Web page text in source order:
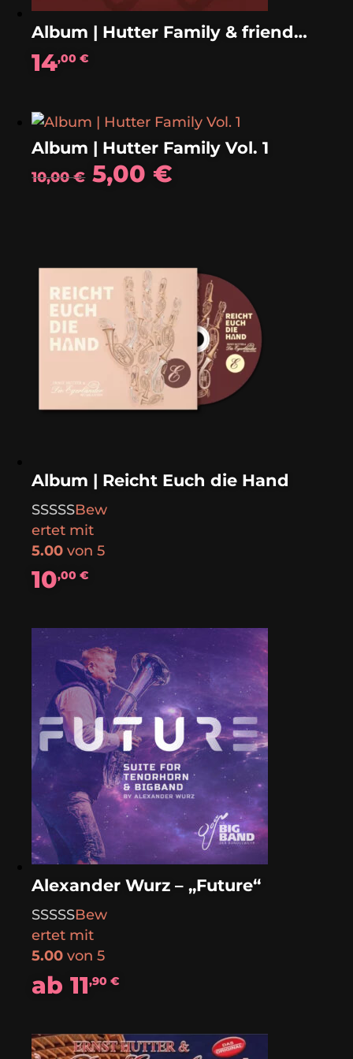
Album | Hutter Family & friends Vol. 2
14,00€
Album | Hutter Family Vol. 1
10,00€ Ursprünglicher
Preis
5,00 €
Album | Reicht Euch die Hand
Bew
ertet mit
5.00 von 5
10,00€
Alexander Wurz – „Future“
Bew
ertet mit
5.00 von 5
ab11,90€